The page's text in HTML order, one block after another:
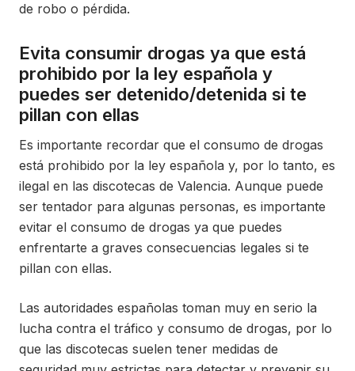
de robo o pérdida.
Evita consumir drogas ya que está
prohibido por la ley española y
puedes ser detenido/detenida si te
pillan con ellas
Es importante recordar que el consumo de drogas
está prohibido por la ley española y, por lo tanto, es
ilegal en las discotecas de Valencia. Aunque puede
ser tentador para algunas personas, es importante
evitar el consumo de drogas ya que puedes
enfrentarte a graves consecuencias legales si te
pillan con ellas.
Las autoridades españolas toman muy en serio la
lucha contra el tráfico y consumo de drogas, por lo
que las discotecas suelen tener medidas de